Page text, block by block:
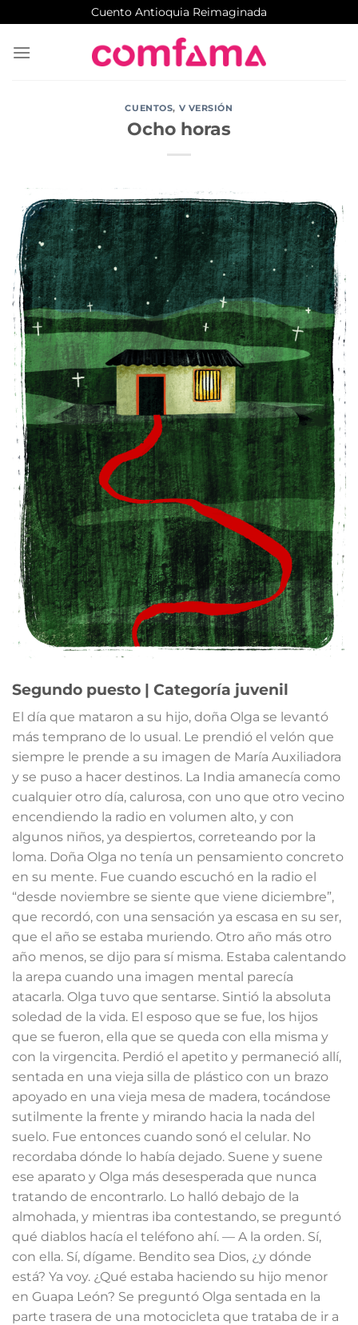
al
contenido
Cuento Antioquia Reimaginada
CUENTOS, V VERSIÓN
Ocho horas
Segundo puesto | Categoría juvenil
El día que mataron a su hijo, doña Olga se levantó
más temprano de lo usual. Le prendió el velón que
siempre le prende a su imagen de María Auxiliadora
y se puso a hacer destinos. La India amanecía como
cualquier otro día, calurosa, con uno que otro vecino
encendiendo la radio en volumen alto, y con
algunos niños, ya despiertos, correteando por la
loma. Doña Olga no tenía un pensamiento concreto
en su mente. Fue cuando escuchó en la radio el
“desde noviembre se siente que viene diciembre”,
que recordó, con una sensación ya escasa en su ser,
que el año se estaba muriendo. Otro año más otro
año menos, se dijo para sí misma. Estaba calentando
la arepa cuando una imagen mental parecía
atacarla. Olga tuvo que sentarse. Sintió la absoluta
soledad de la vida. El esposo que se fue, los hijos
que se fueron, ella que se queda con ella misma y
con la virgencita. Perdió el apetito y permaneció allí,
sentada en una vieja silla de plástico con un brazo
apoyado en una vieja mesa de madera, tocándose
sutilmente la frente y mirando hacia la nada del
suelo. Fue entonces cuando sonó el celular. No
recordaba dónde lo había dejado. Suene y suene
ese aparato y Olga más desesperada que nunca
tratando de encontrarlo. Lo halló debajo de la
almohada, y mientras iba contestando, se preguntó
qué diablos hacía el teléfono ahí. — A la orden. Sí,
con ella. Sí, dígame. Bendito sea Dios, ¿y dónde
está? Ya voy. ¿Qué estaba haciendo su hijo menor
en Guapa León? Se preguntó Olga sentada en la
parte trasera de una motocicleta que trataba de ir a